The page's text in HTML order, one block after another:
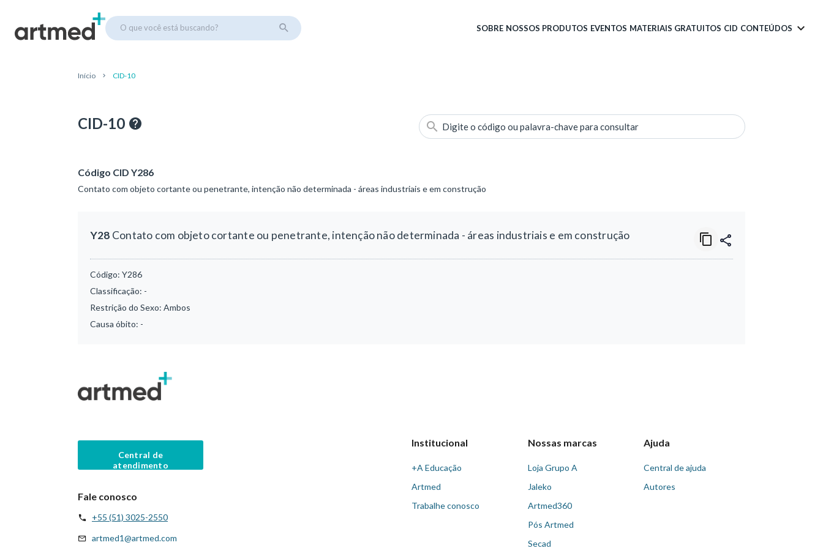
O que você está buscando? SOBRE NOSSOS PRODUTOS EVENTOS MATERIAIS GRATUITOS CID CONTEÚDOS
Início CID-10
CID-10 Digite o código ou palavra-chave para consultar
Código CID Y286
Contato com objeto cortante ou penetrante, intenção não determinada - áreas industriais e em construção
Y28 Contato com objeto cortante ou penetrante, intenção não determinada - áreas industriais e em construção
Código: Y286
Classificação: -
Restrição do Sexo: Ambos
Causa óbito: -
Central de
atendimento
Fale conosco
+55 (51) 3025-2550
artmed1@artmed.com
Institucional
+A Educação
Artmed
Trabalhe conosco
Nossas marcas
Loja Grupo A
Jaleko
Artmed360
Pós Artmed
Secad
Ajuda
Central de ajuda
Autores